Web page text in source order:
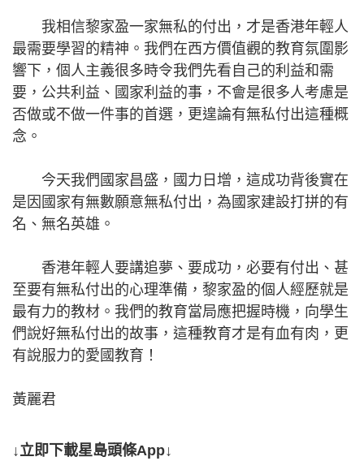
我相信黎家盈一家無私的付出，才是香港年輕人
最需要學習的精神。我們在西方價值觀的教育氛圍影
響下，個人主義很多時令我們先看自己的利益和需
要，公共利益、國家利益的事，不會是很多人考慮是
否做或不做一件事的首選，更遑論有無私付出這種概
念。
今天我們國家昌盛，國力日增，這成功背後實在
是因國家有無數願意無私付出，為國家建設打拼的有
名、無名英雄。
香港年輕人要講追夢、要成功，必要有付出、甚
至要有無私付出的心理準備，黎家盈的個人經歷就是
最有力的教材。我們的教育當局應把握時機，向學生
們說好無私付出的故事，這種教育才是有血有肉，更
有說服力的愛國教育！
黃麗君
↓立即下載星島頭條App↓